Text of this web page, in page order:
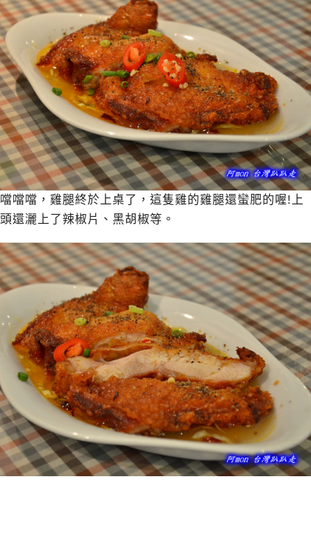
噹噹噹，雞腿終於上桌了，這隻雞的雞腿還蠻肥的喔!上
頭還灑上了辣椒片、黑胡椒等。